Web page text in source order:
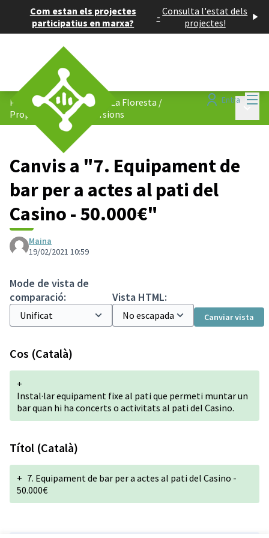
Com estan els projectes
participatius en marxa?
- Consulta l'estat dels
projectes!
Entra
Pressupost participatiu: La Floresta /
Propostes d&#39;inversions
Canvis a "7. Equipament de
bar per a actes al pati del
Casino - 50.000€"
Maina
19/02/2021 10:59
Mode de vista de
comparació:
Vista HTML:
Canviar vista
Cos (Català)
+
Instal·lar equipament fixe al pati que permeti muntar un
bar quan hi ha concerts o activitats al pati del Casino.
Títol (Català)
+ 7. Equipament de bar per a actes al pati del Casino -
50.000€